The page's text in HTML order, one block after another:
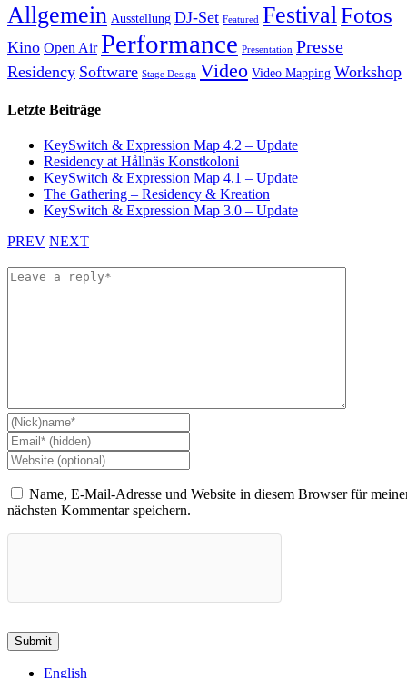
Allgemein Ausstellung DJ-Set Featured Festival Fotos
Kino Open Air Performance Presentation Presse
Residency Software Stage Design Video Video Mapping Workshop
Letzte Beiträge
KeySwitch & Expression Map 4.2 – Update
Residency at Hållnäs Konstkoloni
KeySwitch & Expression Map 4.1 – Update
The Gathering – Residency & Kreation
KeySwitch & Expression Map 3.0 – Update
PREV NEXT
Name, E-Mail-Adresse und Website in diesem Browser für
nächsten Kommentar speichern.
English